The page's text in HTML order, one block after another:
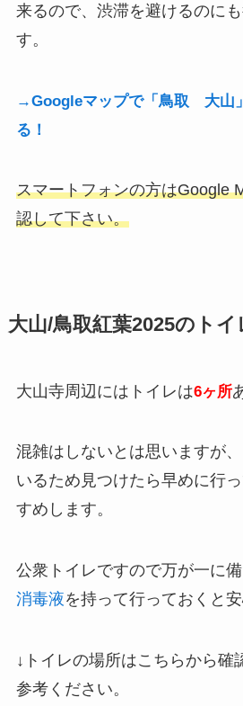
来るので、渋滞を避けるのに
す。
→Googleマップで「鳥取 大山
る！
スマートフォンの方はGoogle
認して下さい。
大山/鳥取紅葉2025のトイ
大山寺周辺にはトイレは6ヶ所
混雑はしないとは思いますが
いるため見つけたら早めに行
すめします。
公衆トイレですので万が一に
消毒液を持って行っておくと安
↓トイレの場所はこちらから確
参考ください。